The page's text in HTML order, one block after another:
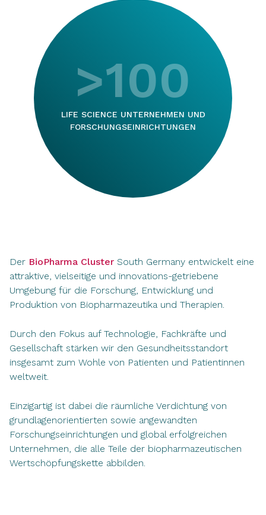
>100
LIFE SCIENCE UNTERNEHMEN UND
FORSCHUNGSEINRICHTUNGEN
Der BioPharma Cluster South Germany entwickelt eine
attraktive, vielseitige und innovations-getriebene
Umgebung für die Forschung, Entwicklung und
Produktion von Biopharmazeutika und Therapien.
Durch den Fokus auf Technologie, Fachkräfte und
Gesellschaft stärken wir den Gesundheitsstandort
insgesamt zum Wohle von Patienten und Patientinnen
weltweit.
Einzigartig ist dabei die räumliche Verdichtung von
grundlagenorientierten sowie angewandten
Forschungseinrichtungen und global erfolgreichen
Unternehmen, die alle Teile der biopharmazeutischen
Wertschöpfungskette abbilden.